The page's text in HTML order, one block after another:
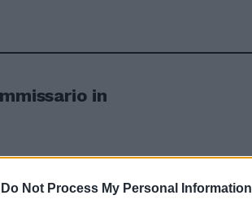
Do Not Process My Personal Information
in